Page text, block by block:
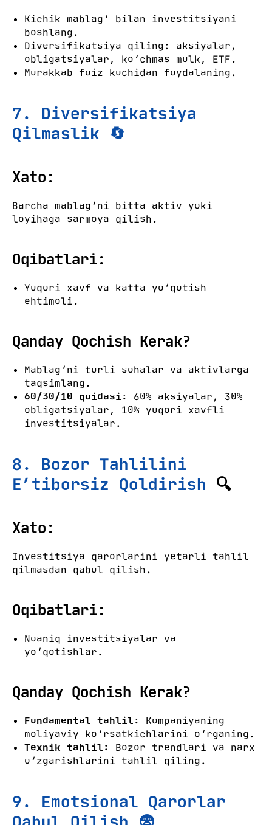
Kichik mablag‘ bilan investitsiyani
boshlang.
Diversifikatsiya qiling: aksiyalar,
obligatsiyalar, ko‘chmas mulk, ETF.
Murakkab foiz kuchidan foydalaning.
7. Diversifikatsiya
Qilmaslik 🔄
Xato:
Barcha mablag‘ni bitta aktiv yoki
loyihaga sarmoya qilish.
Oqibatlari:
Yuqori xavf va katta yo‘qotish
ehtimoli.
Qanday Qochish Kerak?
Mablag‘ni turli sohalar va aktivlarga
taqsimlang.
60/30/10 qoidasi:
60% aksiyalar, 30%
obligatsiyalar, 10% yuqori xavfli
investitsiyalar.
8. Bozor Tahlilini
E’tiborsiz Qoldirish 🔍
Xato:
Investitsiya qarorlarini yetarli tahlil
qilmasdan qabul qilish.
Oqibatlari:
Noaniq investitsiyalar va
yo‘qotishlar.
Qanday Qochish Kerak?
Fundamental tahlil:
Kompaniyaning
moliyaviy ko‘rsatkichlarini o‘rganing.
Texnik tahlil:
Bozor trendlari va narx
o‘zgarishlarini tahlil qiling.
9. Emotsional Qarorlar